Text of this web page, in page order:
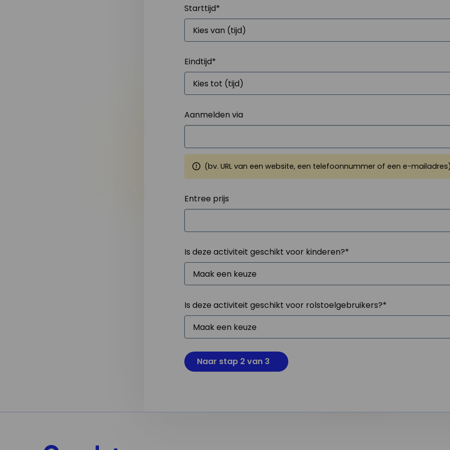
Starttijd*
Eindtijd*
Aanmelden via
(bv. URL van een website, een telefoonnummer of een e-
Entree prijs
Is deze activiteit geschikt voor kinderen?*
Is deze activiteit geschikt voor rolstoelgebruikers?*